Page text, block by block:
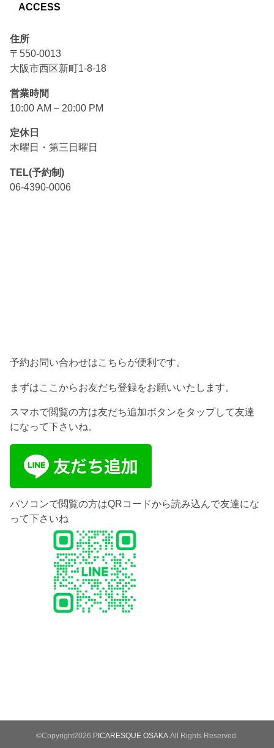
ACCESS
住所
〒550-0013
大阪市西区新町1-8-18
営業時間
10:00 AM – 20:00 PM
定休日
木曜日・第三日曜日
TEL(予約制)
06-4390-0006
予約お問い合わせはこちらが便利です。
まずはここからお友だち登録をお願いいたします。
スマホで閲覧の方は友だち追加ボタンをタップして友達
になって下さいね。
パソコンで閲覧の方はQRコードから読み込んで友達にな
って下さいね
©Copyright2026 PICARESQUE OSAKA .All Rights Reserved.